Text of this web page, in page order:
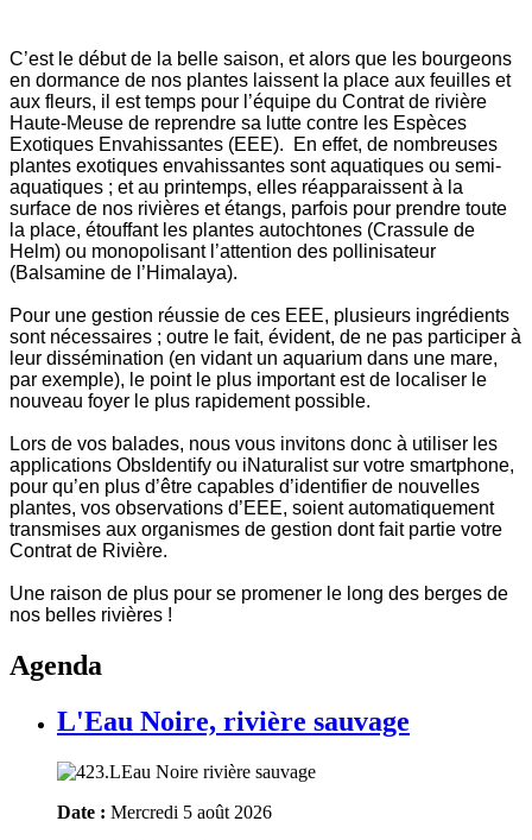
C’est le début de la belle saison, et alors que les bourgeons
en dormance de nos plantes laissent la place aux feuilles et
aux fleurs, il est temps pour l’équipe du Contrat de rivière
Haute-Meuse de reprendre sa lutte contre les Espèces
Exotiques Envahissantes (EEE). En effet, de nombreuses
plantes exotiques envahissantes sont aquatiques ou semi-
aquatiques ; et au printemps, elles réapparaissent à la
surface de nos rivières et étangs, parfois pour prendre toute
la place, étouffant les plantes autochtones (Crassule de
Helm) ou monopolisant l’attention des pollinisateur
(Balsamine de l’Himalaya).
Pour une gestion réussie de ces EEE, plusieurs ingrédients
sont nécessaires ; outre le fait, évident, de ne pas participer à
leur dissémination (en vidant un aquarium dans une mare,
par exemple), le point le plus important est de localiser le
nouveau foyer le plus rapidement possible.
Lors de vos balades, nous vous invitons donc à utiliser les
applications ObsIdentify ou iNaturalist sur votre smartphone,
pour qu’en plus d’être capables d’identifier de nouvelles
plantes, vos observations d’EEE, soient automatiquement
transmises aux organismes de gestion dont fait partie votre
Contrat de Rivière.
Une raison de plus pour se promener le long des berges de
nos belles rivières !
Agenda
L'Eau Noire, rivière sauvage
Date : Mercredi 5 août 2026